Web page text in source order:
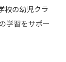
校の幼児クラ
学習をサポー